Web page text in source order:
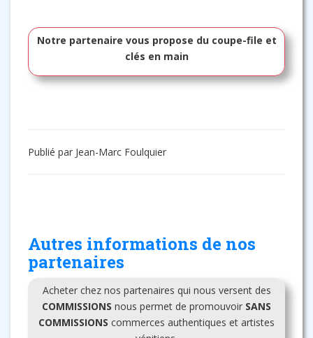
Notre partenaire vous propose du coupe-file et
clés en main
Publié par Jean-Marc Foulquier
Autres informations de nos
partenaires
Acheter chez nos partenaires qui nous versent des
COMMISSIONS nous permet de promouvoir SANS
COMMISSIONS commerces authentiques et artistes